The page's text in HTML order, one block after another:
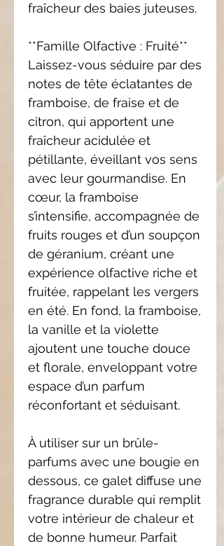
fraîcheur des baies juteuses.
**Famille Olfactive : Fruité**
Laissez-vous séduire par des
notes de tête éclatantes de
framboise, de fraise et de
citron, qui apportent une
fraîcheur acidulée et
pétillante, éveillant vos sens
avec leur gourmandise. En
cœur, la framboise
s’intensifie, accompagnée de
fruits rouges et d’un soupçon
de géranium, créant une
expérience olfactive riche et
fruitée, rappelant les vergers
en été. En fond, la framboise,
la vanille et la violette
ajoutent une touche douce
et florale, enveloppant votre
espace d’un parfum
réconfortant et séduisant.
À utiliser sur un brûle-
parfums avec une bougie en
dessous, ce galet diffuse une
fragrance durable qui remplit
votre intérieur de chaleur et
de bonne humeur. Parfait